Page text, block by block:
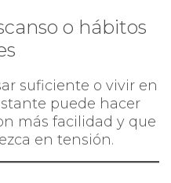
o hábitos
suficiente o vivir en
puede hacer
más facilidad y que
en tensión.